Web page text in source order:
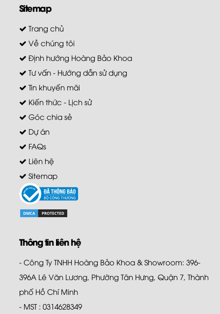
Sitemap
Trang chủ
Về chúng tôi
Định hướng Hoàng Bảo Khoa
Tư vấn - Hướng dẫn sử dụng
Tin khuyến mãi
Kiến thức - Lịch sử
Góc chia sẻ
Dự án
FAQs
Liên hệ
Sitemap
Thông tin liên hệ
- Công Ty TNHH Hoàng Bảo Khoa & Showroom: 396-
396A Lê Văn Lương, Phường Tân Hưng, Quận 7, Thành
phố Hồ Chí Minh
- MST : 0314628349